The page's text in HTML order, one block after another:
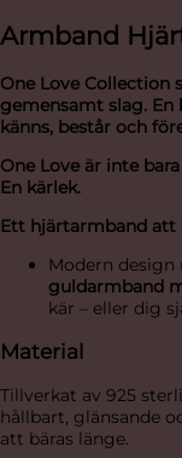
Armband
One Love Collection
gemensamt slag. En
känns, består och
One Love är inte
En kärlek.
Ett hjärtarmband att
Modern
guldarmband
kär – eller dig
Material
Tillverkat av 925
hållbart, glänsande
att bäras länge.